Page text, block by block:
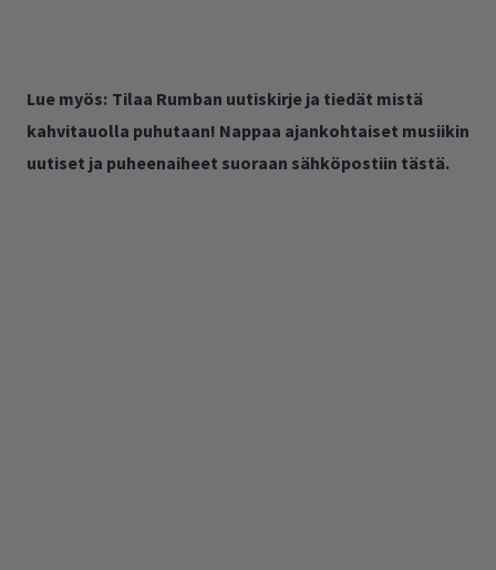
Lue myös: Tilaa Rumban uutiskirje ja tiedät mistä
kahvitauolla puhutaan! Nappaa ajankohtaiset musiikin
uutiset ja puheenaiheet suoraan sähköpostiin tästä.